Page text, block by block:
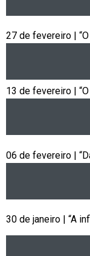
27 de fevereiro |
13 de fevereiro |
06 de fevereiro |
30 de janeiro | “A